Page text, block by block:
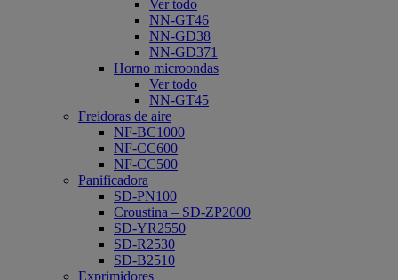
Ver todo
NN-GT46
NN-GD38
NN-GD371
Horno microondas
Ver todo
NN-GT45
Freidoras de aire
NF-BC1000
NF-CC600
NF-CC500
Panificadora
SD-PN100
Croustina – SD-ZP2000
SD-YR2550
SD-R2530
SD-B2510
Exprimidores